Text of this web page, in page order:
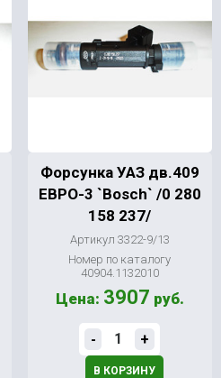
Форсунка УАЗ дв.409
ЕВРО-3 `Bosch` /0 280
158 237/
Артикул 3322-9/13
Номер по каталогу
40904.1132010
Цена: 3907 руб.
- +
В КОРЗИНУ